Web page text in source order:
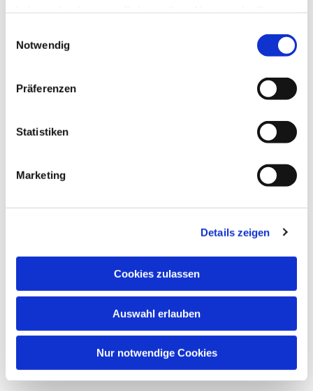
Notwendig
Präferenzen
Statistiken
Marketing
Details zeigen
Cookies zulassen
Auswahl erlauben
Nur notwendige Cookies
Dies könnte Sie auch interessieren